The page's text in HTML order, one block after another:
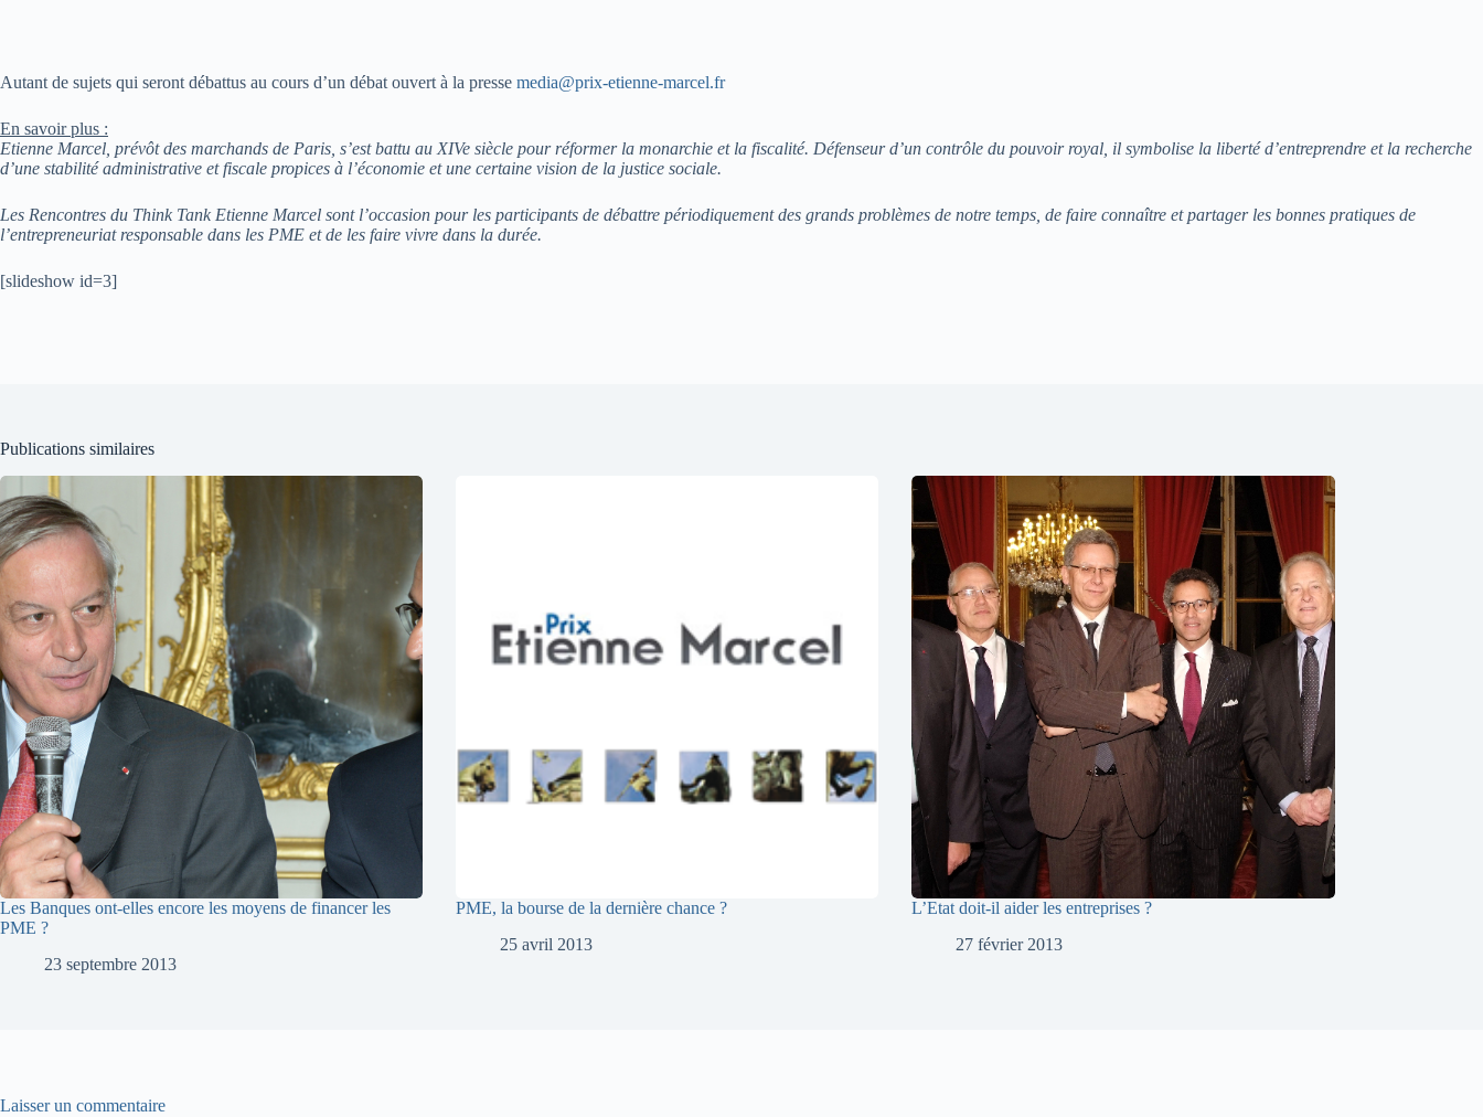
Autant de sujets qui seront débattus au cours d’un débat ouvert à la presse media@prix-etienne-marcel.fr
En savoir plus :
Etienne Marcel, prévôt des marchands de Paris, s’est battu au XIVe siècle pour réformer la monarchie et la fiscalité. Défenseur d’un contrôle du pouvoir royal, il symbolise la liberté d’entreprendre et la recherche
d’une stabilité administrative et fiscale propices à l’économie et une certaine vision de la justice sociale.
Les Rencontres du Think Tank Etienne Marcel sont l’occasion pour les participants de débattre périodiquement des grands problèmes de notre temps, de faire connaître et partager les bonnes pratiques de
l’entrepreneuriat responsable dans les PME et de les faire vivre dans la durée.
[slideshow id=3]
Publications similaires
Les Banques ont-elles encore les moyens de financer les
PME ?
23 septembre 2013
PME, la bourse de la dernière chance ?
25 avril 2013
L’Etat doit-il aider les entreprises ?
27 février 2013
Laisser un commentaire